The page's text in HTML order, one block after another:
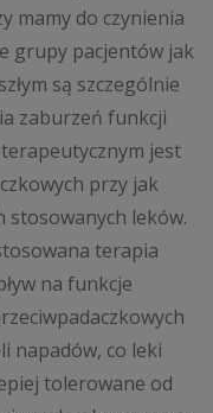
mamy do czynienia
grupy pacjentów jak
są szczególnie
zaburzeń funkcji
jest
przy jak
stosowanych leków.
terapia
na funkcje
napadów, co leki
tolerowane od